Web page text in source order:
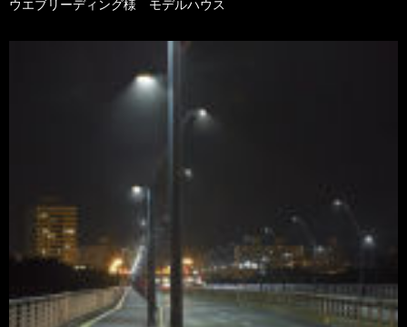
ウエブリーディング様 モデルハウス